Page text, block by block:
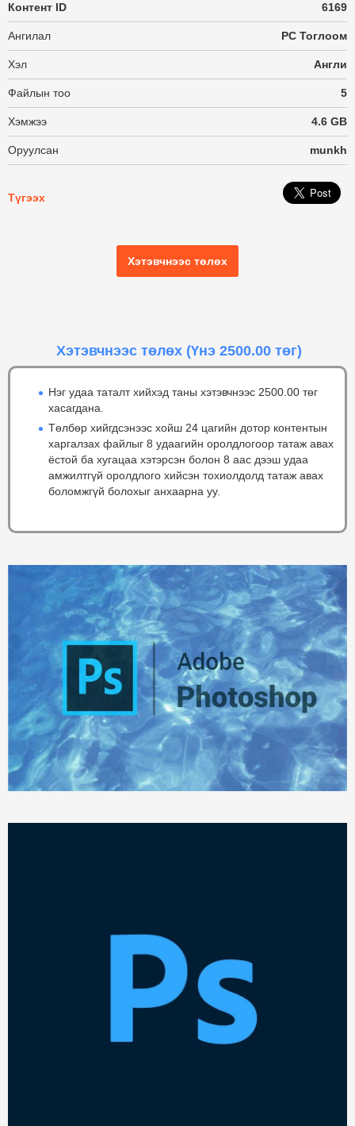
Контент ID 6169
Ангилал PC Тоглоом
Хэл Англи
Файлын тоо 5
Хэмжээ 4.6 GB
Оруулсан munkh
Түгээх
Хэтэвчнээс төлөх
Хэтэвчнээс төлөх (Үнэ 2500.00 төг)
Нэг удаа таталт хийхэд таны хэтэвчнээс 2500.00 төг
хасагдана.
Төлбөр хийгдсэнээс хойш 24 цагийн дотор контентын
харгалзах файлыг 8 удаагийн оролдлогоор татаж авах
ёстой ба хугацаа хэтэрсэн болон 8 аас дээш удаа
амжилтгүй оролдлого хийсэн тохиолдолд татаж авах
боломжгүй болохыг анхаарна уу.